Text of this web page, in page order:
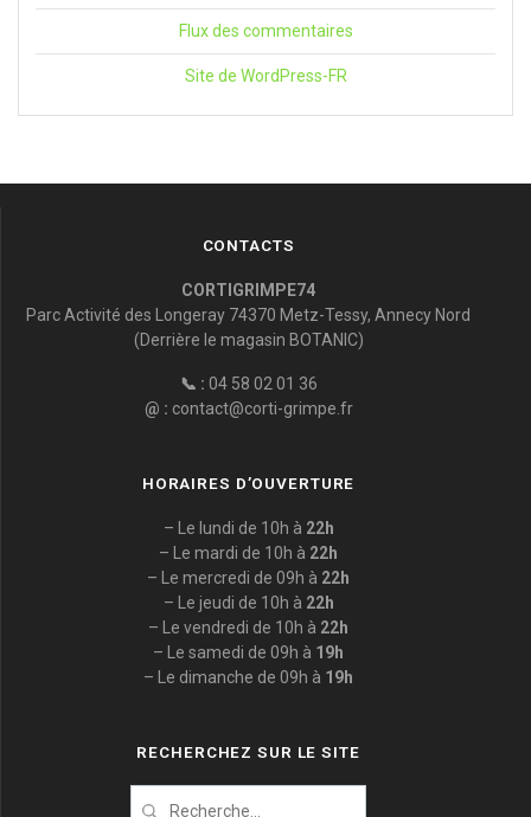
Flux des commentaires
Site de WordPress-FR
CONTACTS
CORTIGRIMPE74
Parc Activité des Longeray 74370 Metz-Tessy, Annecy Nord
(Derrière le magasin BOTANIC)
📞 : 04 58 02 01 36
@ : contact@corti-grimpe.fr
HORAIRES D’OUVERTURE
– Le lundi de 10h à 22h
– Le mardi de 10h à 22h
– Le mercredi de 09h à 22h
– Le jeudi de 10h à 22h
– Le vendredi de 10h à 22h
– Le samedi de 09h à 19h
– Le dimanche de 09h à 19h
RECHERCHEZ SUR LE SITE